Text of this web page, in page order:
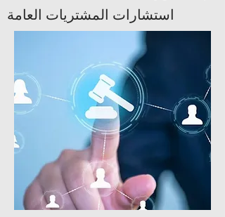
استشارات المشتريات العامة